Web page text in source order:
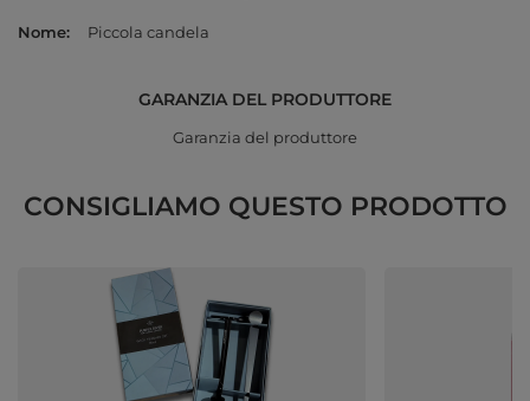
Nome Piccola candela
GARANZIA DEL PRODUTTORE
Garanzia del produttore
CONSIGLIAMO QUESTO PRODOTTO